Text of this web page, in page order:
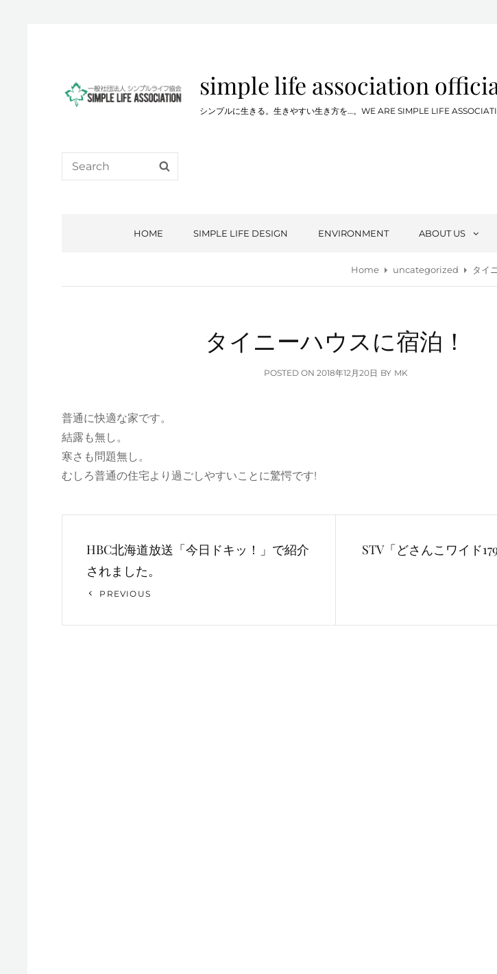
simple life association
シンプルに生きる。生きやすい生き方を…。WE ARE SIMPLE LIFE
Search
for:
HOME SIMPLE LIFE DESIGN ENVIRONMENT ABOUT US
Home uncategorized タイ
タイニーハウスに宿泊！
POSTED ON POSTED
2018年12月20日 BY MK
普通に快適な家です。
結露も無し。
寒さも問題無し。
むしろ普通の住宅より過ごしやすいことに驚愕です!
HBC北海道放送「今日ドキッ！」で紹介
されました。
Previous
PREVIOUS
STV「どさんこワイド